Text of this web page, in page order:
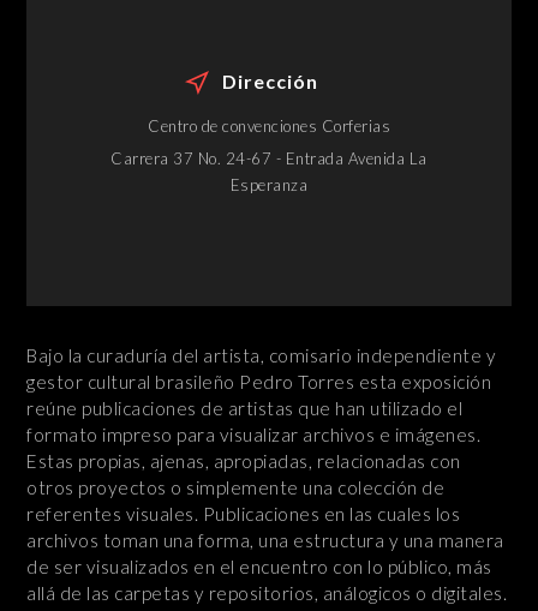
Dirección
Centro de convenciones Corferias
Carrera 37 No. 24-67 - Entrada Avenida La
Esperanza
Bajo la curaduría del artista, comisario independiente y
gestor cultural brasileño Pedro Torres esta exposición
reúne publicaciones de artistas que han utilizado el
formato impreso para visualizar archivos e imágenes.
Estas propias, ajenas, apropiadas, relacionadas con
otros proyectos o simplemente una colección de
referentes visuales. Publicaciones en las cuales los
archivos toman una forma, una estructura y una manera
de ser visualizados en el encuentro con lo público, más
allá de las carpetas y repositorios, análogicos o digitales.